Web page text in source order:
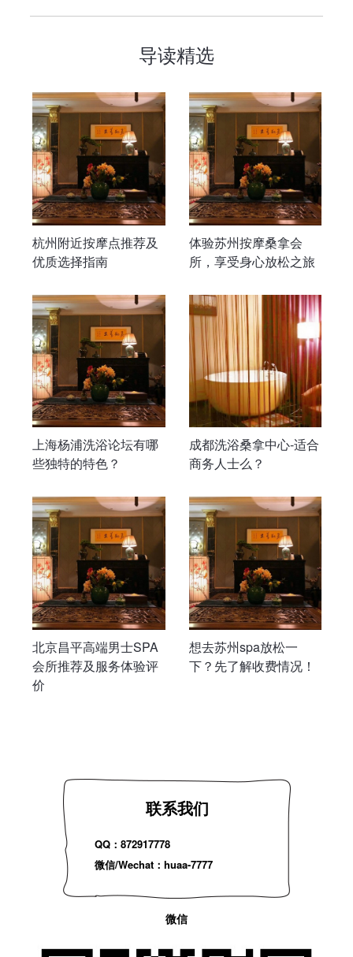
导读精选
杭州附近按摩点推荐及
优质选择指南
体验苏州按摩桑拿会
所，享受身心放松之旅
上海杨浦洗浴论坛有哪
些独特的特色？
成都洗浴桑拿中心-适合
商务人士么？
北京昌平高端男士SPA
会所推荐及服务体验评
价
想去苏州spa放松一
下？先了解收费情况！
联系我们
QQ：872917778
微信/Wechat：huaa-7777
微信